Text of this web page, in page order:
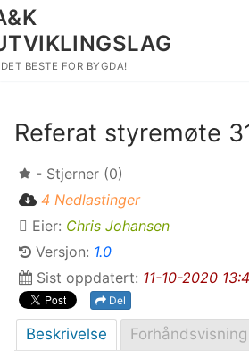
Hopp
til
innholdet
BESTE FOR BYGDA!
Referat styremøte
- Stjerner (0)
4 Nedlastinger
Eier: Chris Johansen
Versjon: 1.0
Sist oppdatert: 11-10-2020
Del
Beskrivelse Forhåndsvisning